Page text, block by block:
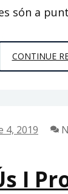
són a
CONTINUE
4, 2019
I